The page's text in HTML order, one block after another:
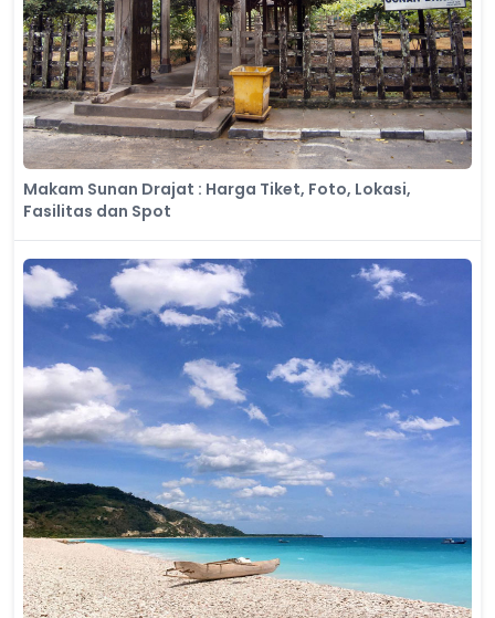
Makam Sunan Drajat : Harga Tiket, Foto, Lokasi,
Fasilitas dan Spot